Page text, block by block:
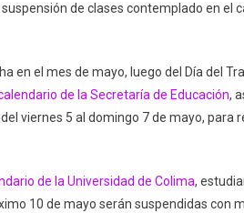
5
de clases contemplado en el
en el mes de mayo, luego del Día del
de la Secretaría de Educación,
viernes 5 al domingo 7 de mayo, para
de la Universidad de Colima,
10 de mayo serán suspendidas con